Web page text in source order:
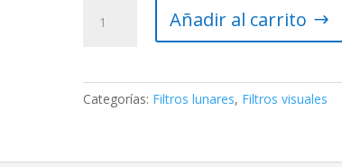
lunar
1.25″
Añadir al carrito
Categorías: Filtros lunares, Filtros visuales